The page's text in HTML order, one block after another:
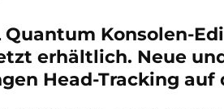
Quantum Konsolen-
erhältlich. Neue
Head-Tracking auf